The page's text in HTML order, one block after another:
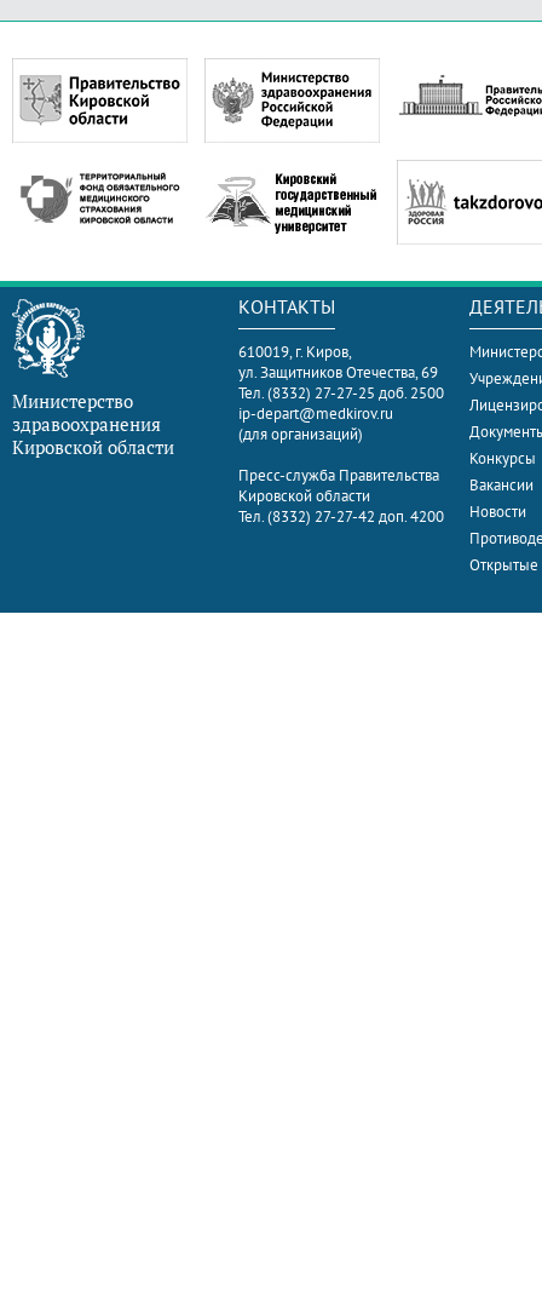
Министерство
здравоохранения
Кировской области
КОНТАКТЫ
610019, г. Киров,
ул. Защитников Отечества, 69
Тел. (8332) 27-27-25 доб. 2500
ip-depart@medkirov.ru
(для организаций)
Пресс-служба Правительства
Кировской области
Тел. (8332) 27-27-42 доп. 4200
Конкурсы
Вакансии
Новости